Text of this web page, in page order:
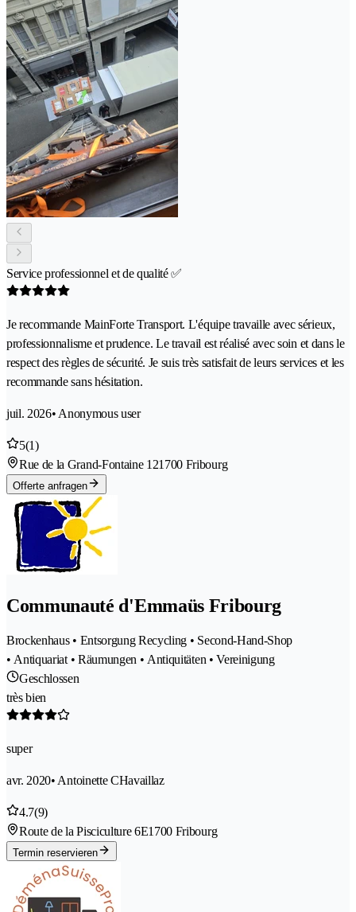
Service professionnel et de qualité ✅
Je recommande MainForte Transport. L'équipe travaille avec sérieux,
professionnalisme et prudence. Le travail est réalisé avec soin et dans le
respect des règles de sécurité. Je suis très satisfait de leurs services et les
recommande sans hésitation.
juil. 2026• Anonymous user
5(1)
Rue de la Grand-Fontaine 121700 Fribourg
Offerte anfragen
Communauté d'Emmaüs Fribourg
Brockenhaus • Entsorgung Recycling • Second-Hand-Shop
• Antiquariat • Räumungen • Antiquitäten • Vereinigung
Geschlossen
très bien
super
avr. 2020• Antoinette CHavaillaz
4.7(9)
Route de la Pisciculture 6E1700 Fribourg
Termin reservieren